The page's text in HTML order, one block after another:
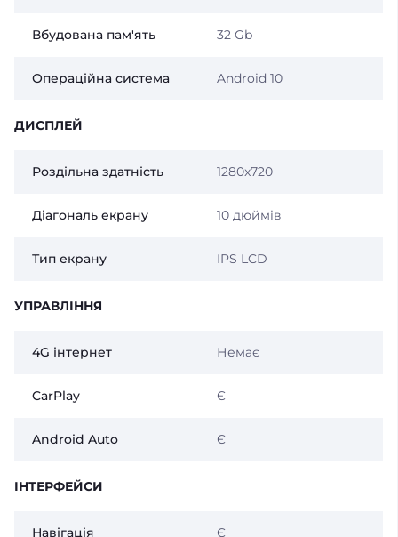
Вбудована пам'ять 32 Gb
Операційна система Android 10
ДИСПЛЕЙ
Роздільна здатність 1280x720
Діагональ екрану 10 дюймів
Тип екрану IPS LCD
УПРАВЛІННЯ
4G інтернет Немає
CarPlay Є
Android Auto Є
ІНТЕРФЕЙСИ
Навігація Є